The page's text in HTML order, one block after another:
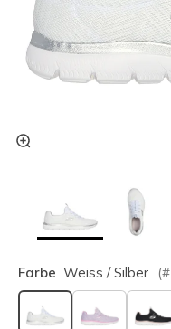
Farbe Weiss / Silber (#